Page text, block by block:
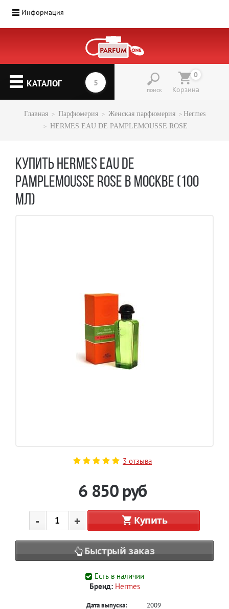
Информация
КАТАЛОГ
поиск
0
Корзина
Главная Парфюмерия Женская парфюмерия
Hermes
HERMES EAU DE PAMPLEMOUSSE ROSE
КУПИТЬ HERMES EAU DE
PAMPLEMOUSSE ROSE В МОСКВЕ (100
МЛ)
3 отзыва
6 850 руб
- + Купить
Быстрый заказ
Есть в наличии
Бренд: Hermes
Дата выпуска:
2009